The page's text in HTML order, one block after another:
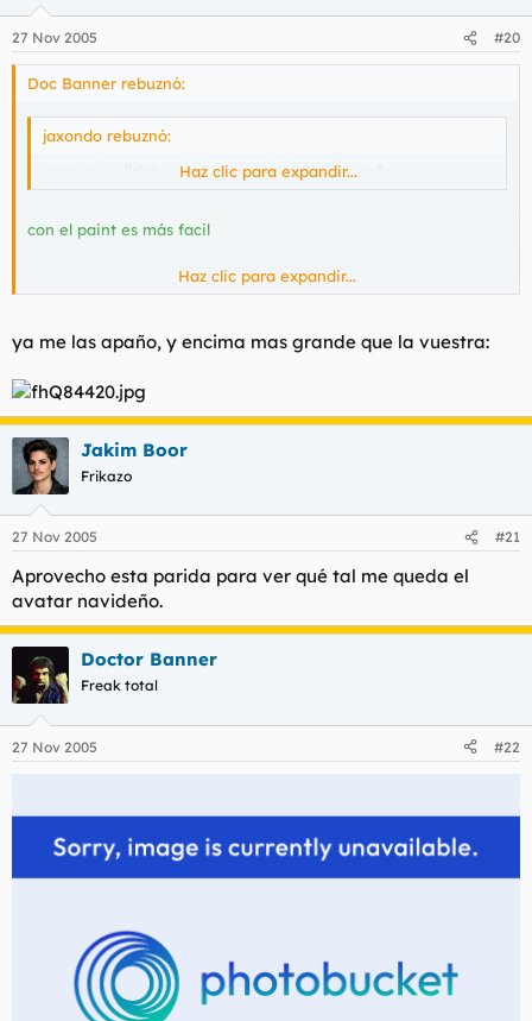
27 Nov 2005 #20
Doc Banner rebuznó:
jaxondo rebuznó:
pero que elitista, explica eso con el paint coño.
Haz clic para expandir...
con el paint es más facil
Haz clic para expandir...
ya me las apaño, y encima mas grande que la vuestra:
Jakim Boor
Frikazo
27 Nov 2005 #21
Aprovecho esta parida para ver qué tal me queda el
avatar navideño.
Doctor Banner
Freak total
27 Nov 2005 #22